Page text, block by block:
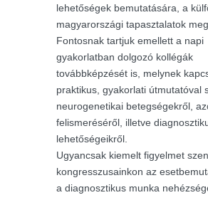
lehetőségek bemutatására, a
magyarországi tapasztalatok
Fontosnak tartjuk emellett a napi
gyakorlatban dolgozó kollégák
továbbképzését is, melynek
praktikus, gyakorlati útmutatóval
neurogenetikai betegségekről,
felismeréséről, illetve
lehetőségeikről.
Ugyancsak kiemelt figyelmet
kongresszusainkon az
a diagnosztikus munka